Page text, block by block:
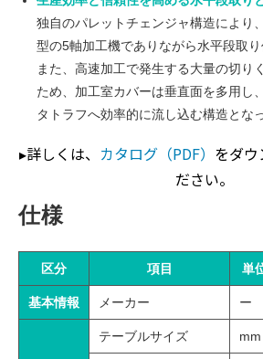
独自のパレットチェンジャ構造により
型の5軸加工機でありながら水平段取り
また、高速加工で発生する大量の切り
ため、加工室カバーは垂直面を多用し
タトラフへ効率的に流し込む構造とな
▸詳しくは、 カタログ（PDF） をダウ
ださい。
仕様
区分 項目 単
基本情報 メーカー ー
テーブルサイズ mm